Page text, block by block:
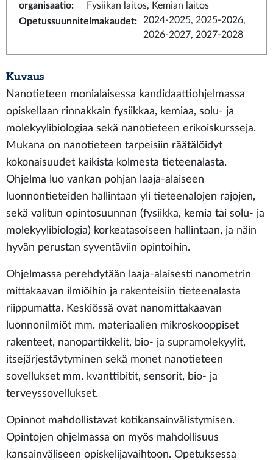
organisaatio:
Fysiikan laitos, Kemian laitos
Opetussuunnitelmakaudet:
2024-2025, 2025-2026,
2026-2027, 2027-2028
Kuvaus
Nanotieteen monialaisessa kandidaattiohjelmassa
opiskellaan rinnakkain fysiikkaa, kemiaa, solu- ja
molekyylibiologiaa sekä nanotieteen erikoiskursseja.
Mukana on nanotieteen tarpeisiin räätälöidyt
kokonaisuudet kaikista kolmesta tieteenalasta.
Ohjelma luo vankan pohjan laaja-alaiseen
luonnontieteiden hallintaan yli tieteenalojen rajojen,
sekä valitun opintosuunnan (fysiikka, kemia tai solu- ja
molekyylibiologia) korkeatasoiseen hallintaan, ja näin
hyvän perustan syventäviin opintoihin.
Ohjelmassa perehdytään laaja-alaisesti nanometrin
mittakaavan ilmiöihin ja rakenteisiin tieteenalasta
riippumatta. Keskiössä ovat nanomittakaavan
luonnonilmiöt mm. materiaalien mikroskooppiset
rakenteet, nanopartikkelit, bio- ja supramolekyylit,
itsejärjestäytyminen sekä monet nanotieteen
sovellukset mm. kvanttibitit, sensorit, bio- ja
terveyssovellukset.
Opinnot mahdollistavat kotikansainvälistymisen.
Opintojen ohjelmassa on myös mahdollisuus
kansainväliseen opiskelijavaihtoon. Opetuksessa